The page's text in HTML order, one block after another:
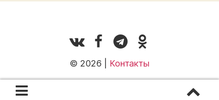
© 2026 | Контакты